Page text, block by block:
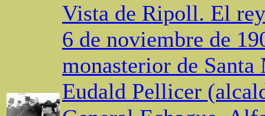
Vista de Ripoll. El
6 de noviembre de
monasterior de
Eudald Pellicer